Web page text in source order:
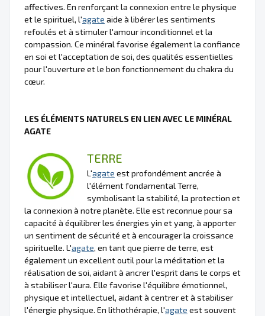
affectives. En renforçant la connexion entre le physique
et le spirituel, l'agate aide à libérer les sentiments
refoulés et à stimuler l'amour inconditionnel et la
compassion. Ce minéral favorise également la confiance
en soi et l'acceptation de soi, des qualités essentielles
pour l'ouverture et le bon fonctionnement du chakra du
cœur.
LES ÉLÉMENTS NATURELS EN LIEN AVEC LE MINÉRAL
AGATE
TERRE
L'agate est profondément ancrée à
l'élément fondamental Terre,
symbolisant la stabilité, la protection et
la connexion à notre planète. Elle est reconnue pour sa
capacité à équilibrer les énergies yin et yang, à apporter
un sentiment de sécurité et à encourager la croissance
spirituelle. L'agate, en tant que pierre de terre, est
également un excellent outil pour la méditation et la
réalisation de soi, aidant à ancrer l'esprit dans le corps et
à stabiliser l'aura. Elle favorise l'équilibre émotionnel,
physique et intellectuel, aidant à centrer et à stabiliser
l'énergie physique. En lithothérapie, l'agate est souvent